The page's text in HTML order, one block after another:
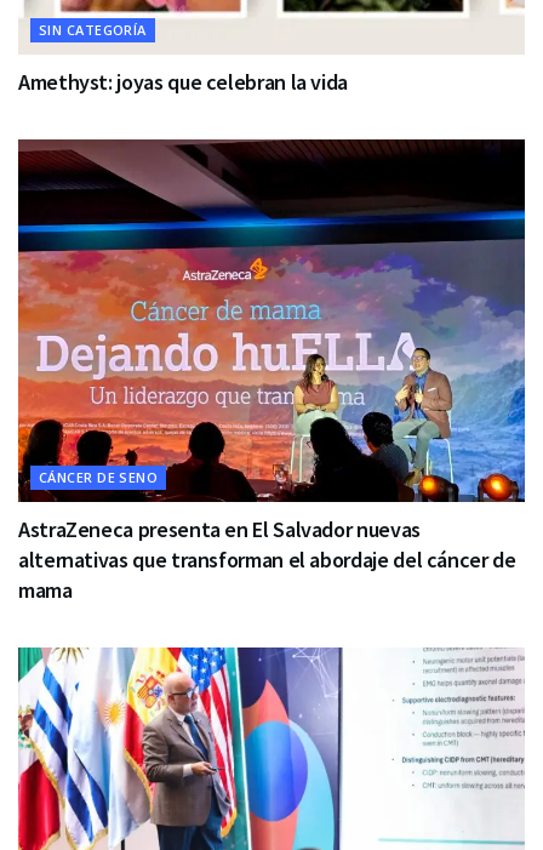
SIN CATEGORÍA
Amethyst: joyas que celebran la vida
CÁNCER DE SENO
AstraZeneca presenta en El Salvador nuevas
alternativas que transforman el abordaje del cáncer de
mama